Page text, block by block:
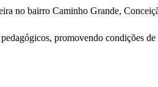
no bairro Caminho Grande,
promovendo condições